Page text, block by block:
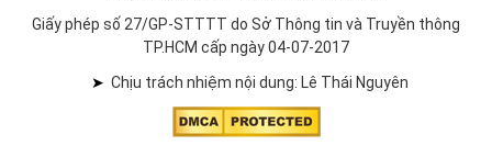
Giấy phép số 27/GP-STTTT do Sở Thông tin và Truyền thông
TP.HCM cấp ngày 04-07-2017
➤ Chịu trách nhiệm nội dung: Lê Thái Nguyên